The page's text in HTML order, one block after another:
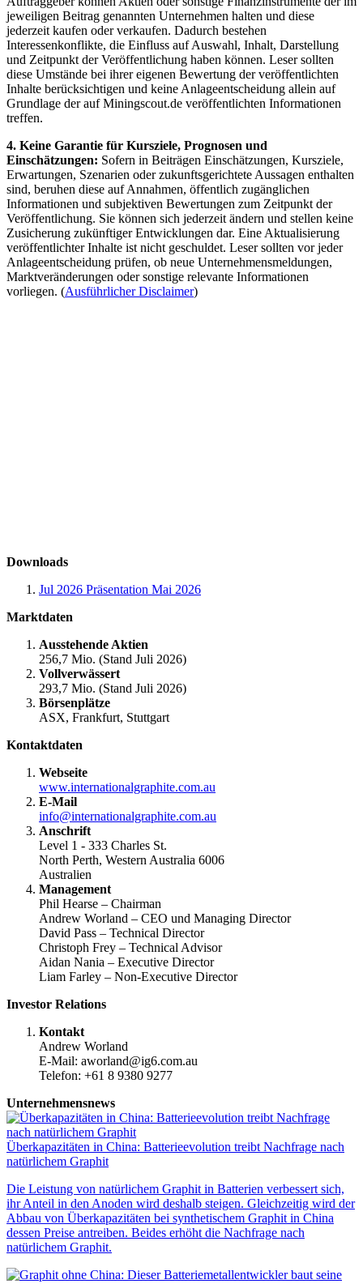
jeweiligen Beitrag genannten Unternehmen halten und diese
jederzeit kaufen oder verkaufen. Dadurch bestehen
Interessenkonflikte, die Einfluss auf Auswahl, Inhalt, Darstellung
und Zeitpunkt der Veröffentlichung haben können. Leser sollten
diese Umstände bei ihrer eigenen Bewertung der veröffentlichten
Inhalte berücksichtigen und keine Anlageentscheidung allein auf
Grundlage der auf Miningscout.de veröffentlichten Informationen
treffen.
4. Keine Garantie für Kursziele, Prognosen und
Einschätzungen: Sofern in Beiträgen Einschätzungen, Kursziele,
Erwartungen, Szenarien oder zukunftsgerichtete Aussagen enthalten
sind, beruhen diese auf Annahmen, öffentlich zugänglichen
Informationen und subjektiven Bewertungen zum Zeitpunkt der
Veröffentlichung. Sie können sich jederzeit ändern und stellen keine
Zusicherung zukünftiger Entwicklungen dar. Eine Aktualisierung
veröffentlichter Inhalte ist nicht geschuldet. Leser sollten vor jeder
Anlageentscheidung prüfen, ob neue Unternehmensmeldungen,
Marktveränderungen oder sonstige relevante Informationen
vorliegen. (Ausführlicher Disclaimer)
Downloads
Jul 2026 Präsentation Mai 2026
Marktdaten
Ausstehende Aktien
256,7 Mio. (Stand Juli 2026)
Vollverwässert
293,7 Mio. (Stand Juli 2026)
Börsenplätze
ASX, Frankfurt, Stuttgart
Kontaktdaten
Webseite
www.internationalgraphite.com.au
E-Mail
info@internationalgraphite.com.au
Anschrift
Level 1 - 333 Charles St.
North Perth, Western Australia 6006
Australien
Management
Phil Hearse – Chairman
Andrew Worland – CEO und Managing Director
David Pass – Technical Director
Christoph Frey – Technical Advisor
Aidan Nania – Executive Director
Liam Farley – Non-Executive Director
Investor Relations
Kontakt
Andrew Worland
E-Mail: aworland@ig6.com.au
Telefon: +61 8 9380 9277
Unternehmensnews
Überkapazitäten in China: Batterieevolution treibt Nachfrage nach
natürlichem Graphit
Die Leistung von natürlichem Graphit in Batterien verbessert sich,
ihr Anteil in den Anoden wird deshalb steigen. Gleichzeitig wird der
Abbau von Überkapazitäten bei synthetischem Graphit in China
dessen Preise antreiben. Beides erhöht die Nachfrage nach
natürlichem Graphit.